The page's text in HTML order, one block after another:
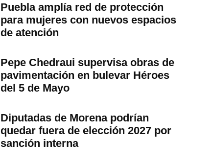
Puebla amplía red de protección
para mujeres con nuevos espacios
de atención
Pepe Chedraui supervisa obras de
pavimentación en bulevar Héroes
del 5 de Mayo
Diputadas de Morena podrían
quedar fuera de elección 2027 por
sanción interna